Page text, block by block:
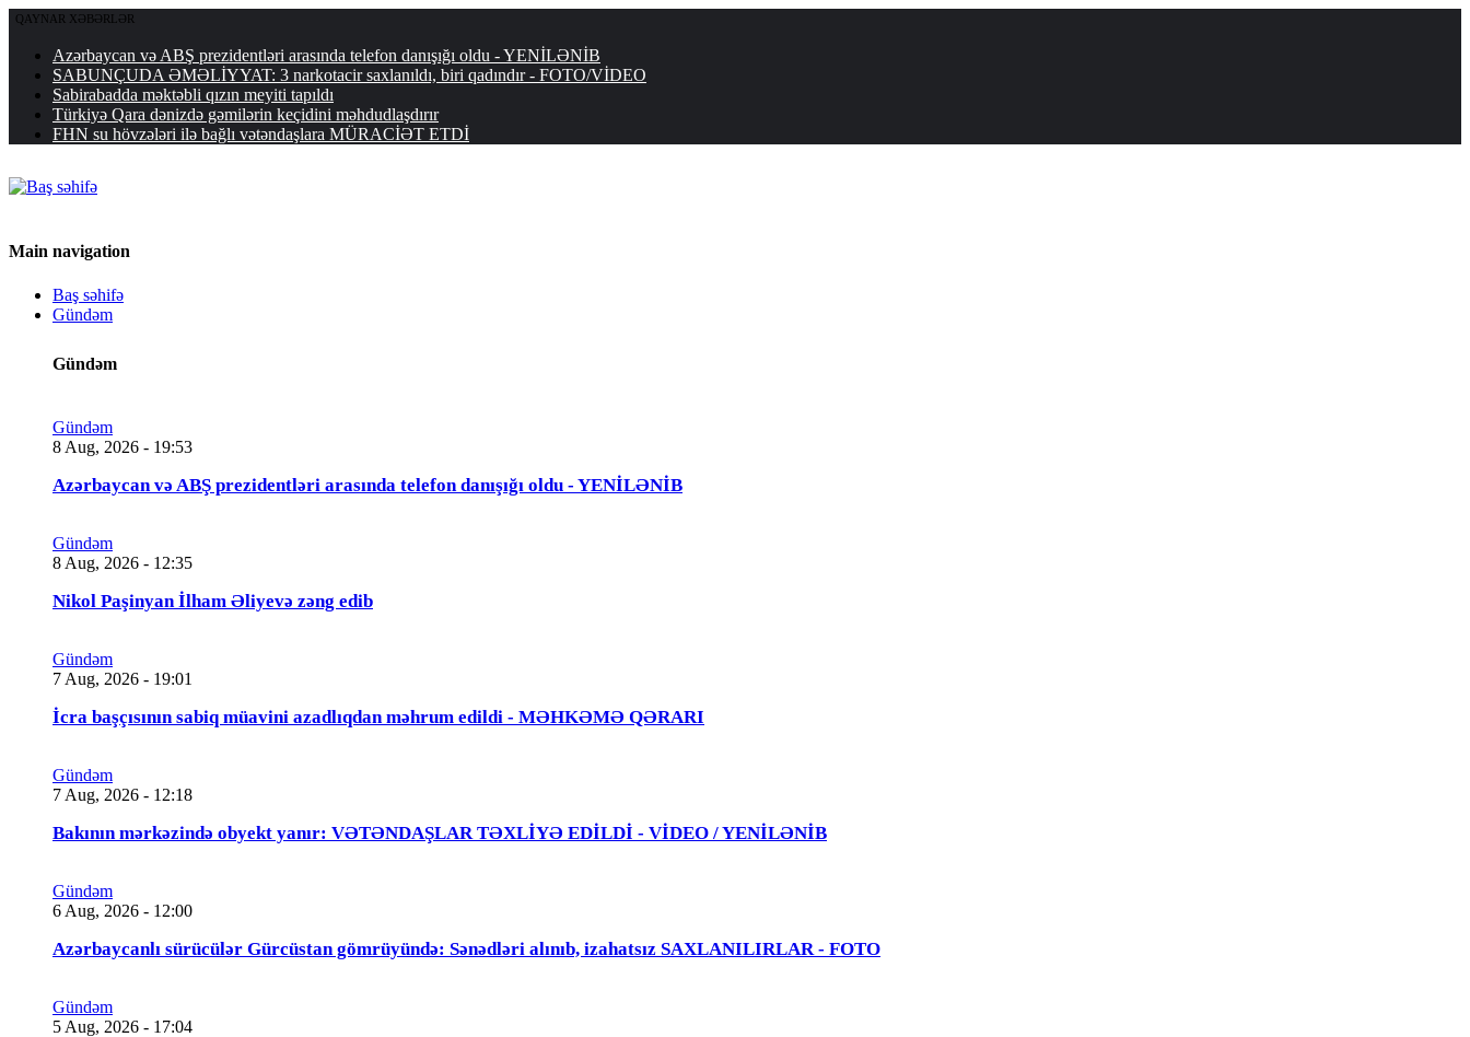
QAYNAR XƏBƏRLƏR
Azərbaycan və ABŞ prezidentləri arasında telefon danışığı oldu - YENİLƏNİB
SABUNÇUDA ƏMƏLİYYAT: 3 narkotacir saxlanıldı, biri qadındır - FOTO/VİDEO
Sabirabadda məktəbli qızın meyiti tapıldı
Türkiyə Qara dənizdə gəmilərin keçidini məhdudlaşdırır
FHN su hövzələri ilə bağlı vətəndaşlara MÜRACİƏT ETDİ
Main navigation
Baş səhifə
Gündəm
Gündəm
Gündəm
8 Aug, 2026 - 19:53
Azərbaycan və ABŞ prezidentləri arasında telefon danışığı oldu - YENİLƏNİB
Gündəm
8 Aug, 2026 - 12:35
Nikol Paşinyan İlham Əliyevə zəng edib
Gündəm
7 Aug, 2026 - 19:01
İcra başçısının sabiq müavini azadlıqdan məhrum edildi - MƏHKƏMƏ QƏRARI
Gündəm
7 Aug, 2026 - 12:18
Bakının mərkəzində obyekt yanır: VƏTƏNDAŞLAR TƏXLİYƏ EDİLDİ - VİDEO / YENİLƏNİB
Gündəm
6 Aug, 2026 - 12:00
Azərbaycanlı sürücülər Gürcüstan gömrüyündə: Sənədləri alınıb, izahatsız SAXLANILIRLAR - FOTO
Gündəm
5 Aug, 2026 - 17:04